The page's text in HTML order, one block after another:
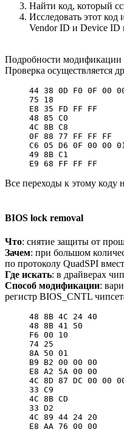
Найти код, который
Исследовать этот
Vendor ID и Device ID
Подробности
Проверка осуществляется
44 38 0D F0 0F
75 18
E8 35 FD FF FF
48 85 C0
4C 8B C8
0F 88 77 FF FF
C6 05 D6 0F 00
49 8B C1
E9 68 FF FF FF
Все переходы к этому коду
BIOS lock removal
Что: снятие защиты от
Зачем: при большом
по протоколу QuadSPI
Где искать: в драйверах
Способ модификации:
регистр BIOS_CNTL
48 8B 4C 24 40
48 8B 41 50
F6 00 10
74 25                  je
8A 50 01
B9 B2 00 00 00
E8 A2 5A 00 00
4C 8D 87 DC 00 00
33 C9
4C 8B CD
33 D2
4C 89 44 24 20
E8 AA 76 00 00